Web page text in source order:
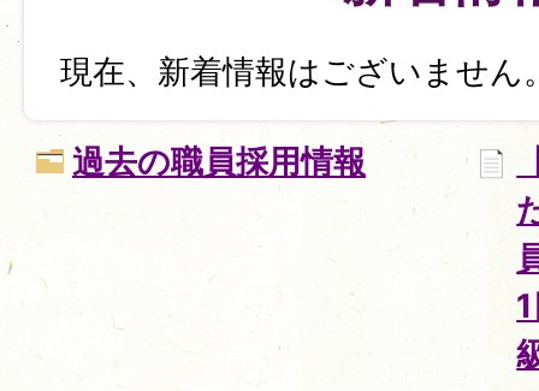
現在、新着情報はございません
過去の職員採用情報